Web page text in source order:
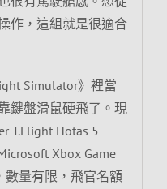
作，這組就是很適合
Simulator》裡當
鍵盤滑鼠硬飛了。現
T.Flight Hotas 5
Xbox Game
數量有限，飛官名額